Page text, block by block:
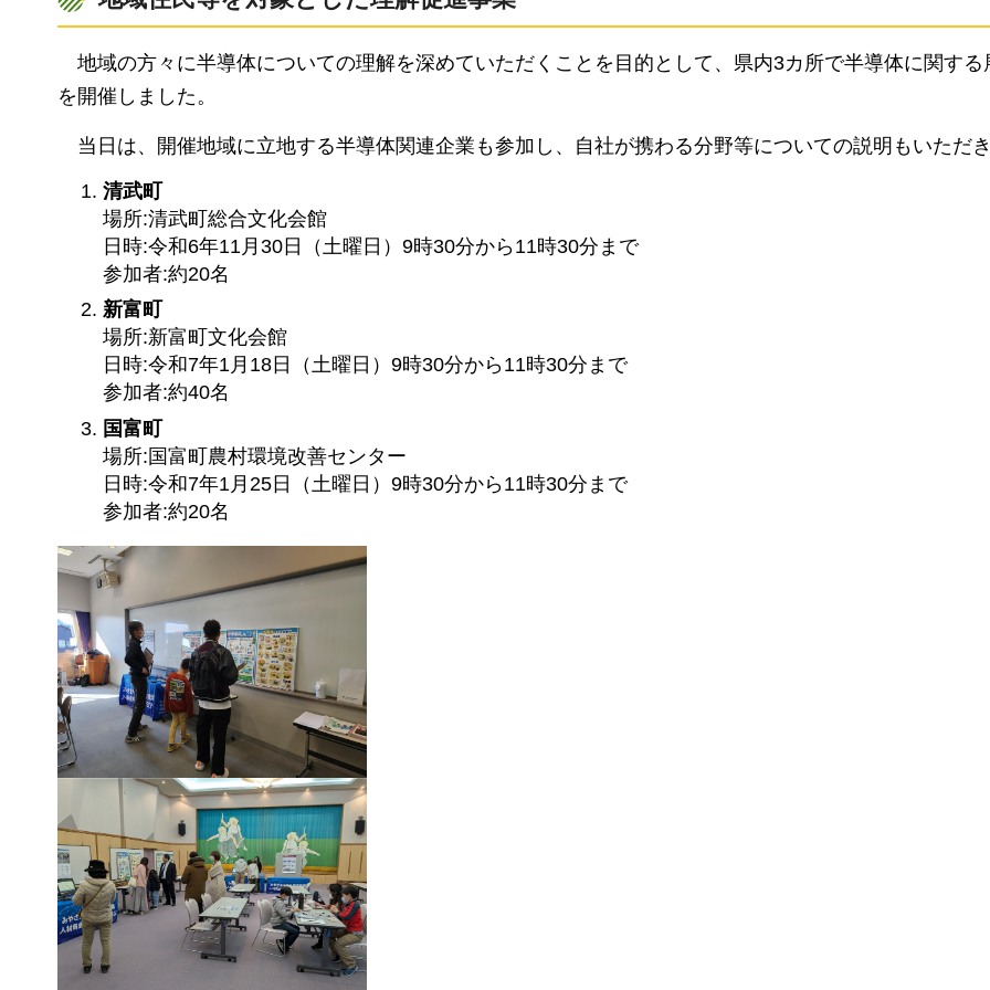
地域の方々に半導体についての理解を深めていただくことを目的として、県内3カ所で半導体に関する
を開催しました。
当日は、開催地域に立地する半導体関連企業も参加し、自社が携わる分野等についての説明もいただき
清武町
場所:清武町総合文化会館
日時:令和6年11月30日（土曜日）9時30分から11時30分まで
参加者:約20名
新富町
場所:新富町文化会館
日時:令和7年1月18日（土曜日）9時30分から11時30分まで
参加者:約40名
国富町
場所:国富町農村環境改善センター
日時:令和7年1月25日（土曜日）9時30分から11時30分まで
参加者:約20名